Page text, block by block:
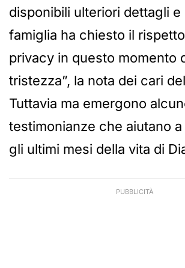
disponibili ulteriori dettagli e
famiglia ha chiesto il
privacy in questo momento
tristezza”, la nota dei cari
Tuttavia ma emergono
testimonianze che aiutano
gli ultimi mesi della vita di